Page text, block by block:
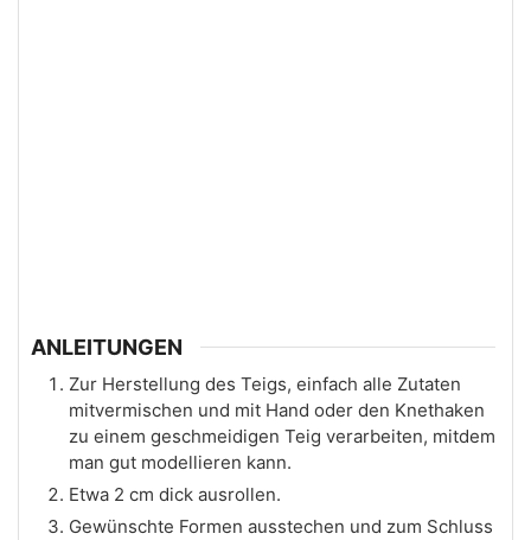
ANLEITUNGEN
Zur Herstellung des Teigs, einfach alle Zutaten
mitvermischen und mit Hand oder den Knethaken
zu einem geschmeidigen Teig verarbeiten, mitdem
man gut modellieren kann.
Etwa 2 cm dick ausrollen.
Gewünschte Formen ausstechen und zum Schluss